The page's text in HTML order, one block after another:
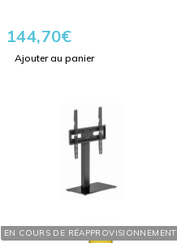
144,70€
Ajouter au panier
EN COURS DE RÉAPPROVISIONNEMENT
Réf. : 283650